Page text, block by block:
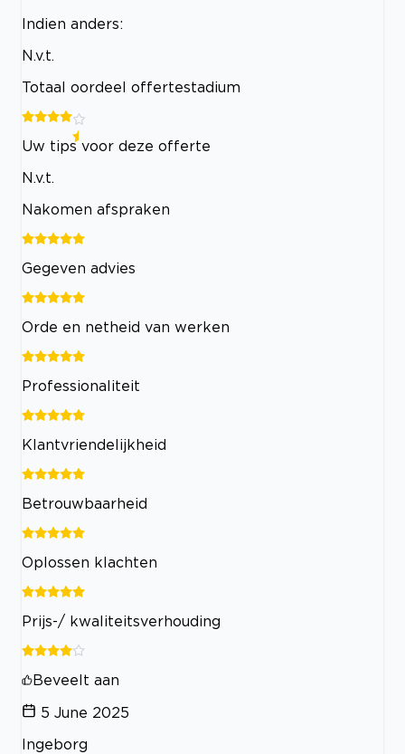
Indien anders:
N.v.t.
Totaal oordeel offertestadium
Uw tips voor deze offerte
N.v.t.
Nakomen afspraken
Gegeven advies
Orde en netheid van werken
Professionaliteit
Klantvriendelijkheid
Betrouwbaarheid
Oplossen klachten
Prijs-/ kwaliteitsverhouding
Beveelt aan
5 June 2025
Ingeborg